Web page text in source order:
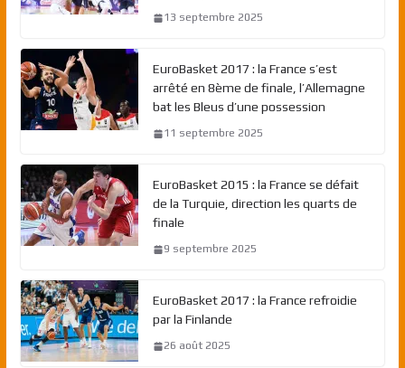
13 septembre 2025
EuroBasket 2017 : la France s’est
arrêté en 8ème de finale, l’Allemagne
bat les Bleus d’une possession
11 septembre 2025
EuroBasket 2015 : la France se défait
de la Turquie, direction les quarts de
finale
9 septembre 2025
EuroBasket 2017 : la France refroidie
par la Finlande
26 août 2025